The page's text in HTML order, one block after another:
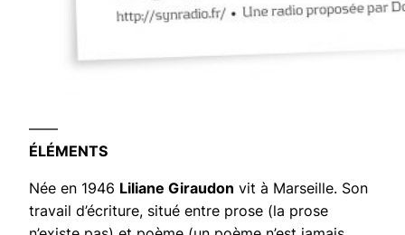
——
ÉLÉMENTS
Née en 1946 Liliane Giraudon vit à Marseille. Son
travail d’écriture, situé entre prose (la prose